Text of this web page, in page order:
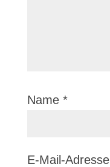
Name *
E-Mail-Adresse